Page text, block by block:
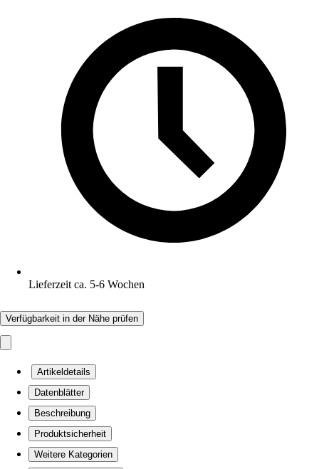
Lieferzeit ca. 5-6 Wochen
Verfügbarkeit in der Nähe prüfen
Artikeldetails
Datenblätter
Beschreibung
Produktsicherheit
Weitere Kategorien